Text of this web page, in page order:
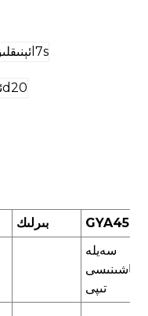
بىرلىك GYA4500
سەيلە
ماشىنىسى
تىپى